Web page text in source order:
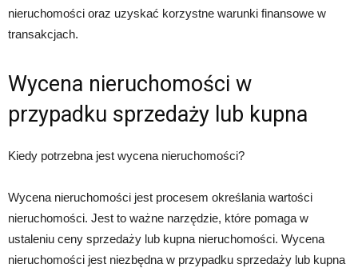
nieruchomości oraz uzyskać korzystne warunki finansowe w
transakcjach.
Wycena nieruchomości w
przypadku sprzedaży lub kupna
Kiedy potrzebna jest wycena nieruchomości?
Wycena nieruchomości jest procesem określania wartości
nieruchomości. Jest to ważne narzędzie, które pomaga w
ustaleniu ceny sprzedaży lub kupna nieruchomości. Wycena
nieruchomości jest niezbędna w przypadku sprzedaży lub kupna